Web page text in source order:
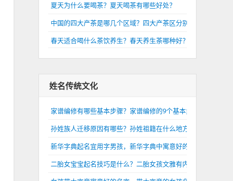
夏天为什么要喝茶？夏天喝茶有哪些好处？
中国的四大产茶是哪几个区域？四大产茶区分别是哪里？
春天适合喝什么茶饮养生？春天养生茶哪种好？
姓名传统文化
家谱编修有哪些基本步骤？家谱编修的9个基本步骤介绍
孙姓族人迁移原因有哪些？孙姓祖籍在什么地方？
新华字典起名宜用字男孩，新华字典中寓意好的男孩名字
二胎女宝宝起名技巧是什么？二胎女孩文雅有内涵的名字